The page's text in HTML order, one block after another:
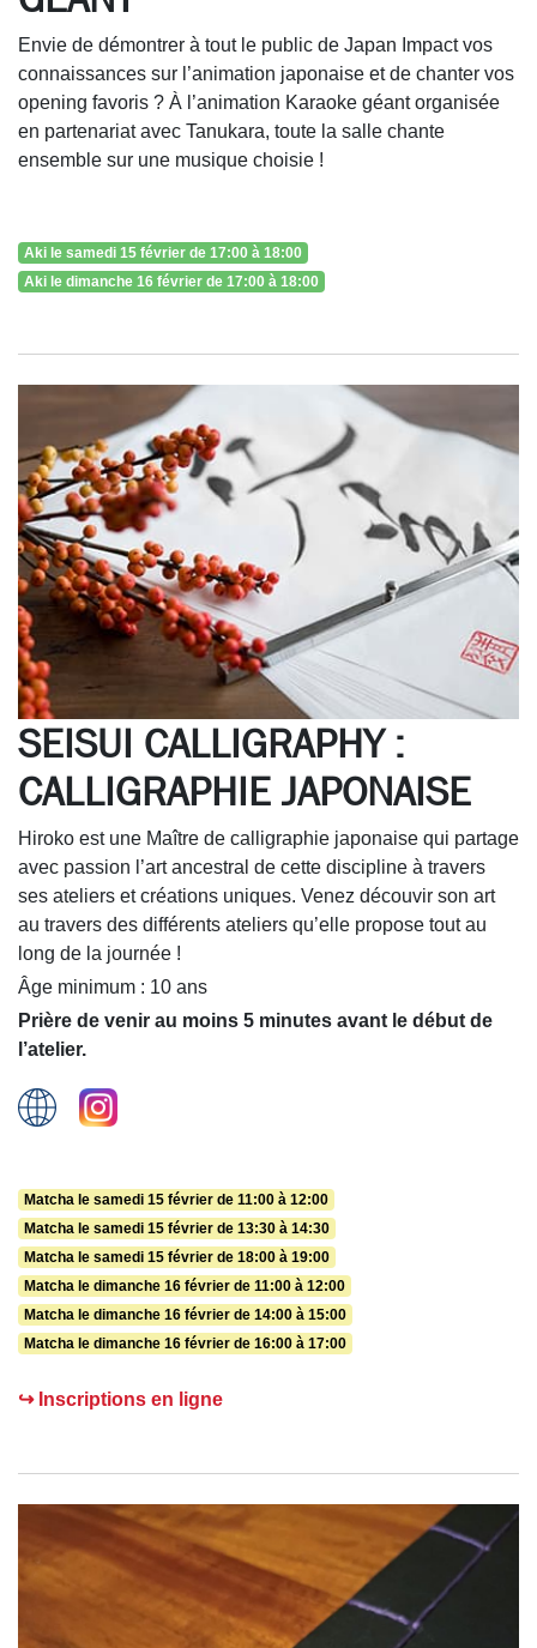
Envie de démontrer à tout le public de Japan Impact vos
connaissances sur l’animation japonaise et de chanter vos
opening favoris ? À l’animation Karaoke géant organisée
en partenariat avec Tanukara, toute la salle chante
ensemble sur une musique choisie !
Aki le samedi 15 février de 17:00 à 18:00
Aki le dimanche 16 février de 17:00 à 18:00
SEISUI CALLIGRAPHY :
CALLIGRAPHIE JAPONAISE
Hiroko est une Maître de calligraphie japonaise qui partage
avec passion l’art ancestral de cette discipline à travers
ses ateliers et créations uniques. Venez découvir son art
au travers des différents ateliers qu’elle propose tout au
long de la journée !
Âge minimum : 10 ans
Prière de venir au moins 5 minutes avant le début de
l’atelier.
Matcha le samedi 15 février de 11:00 à 12:00
Matcha le samedi 15 février de 13:30 à 14:30
Matcha le samedi 15 février de 18:00 à 19:00
Matcha le dimanche 16 février de 11:00 à 12:00
Matcha le dimanche 16 février de 14:00 à 15:00
Matcha le dimanche 16 février de 16:00 à 17:00
↪ Inscriptions en ligne